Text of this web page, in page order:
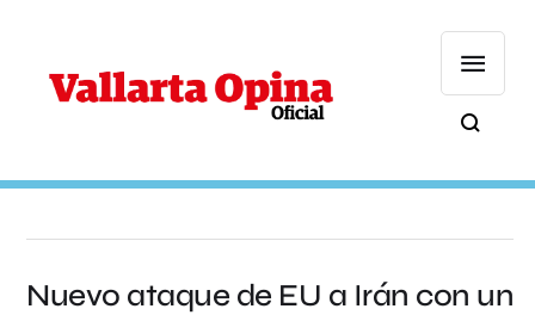
Nuevo ataque de EU a Irán con un